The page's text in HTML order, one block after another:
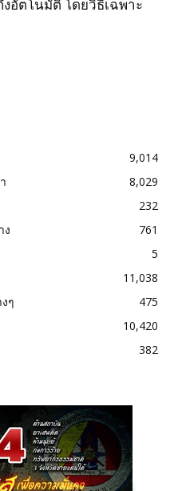
งอัตโนมัติ โดยวิธีเฉพาะ
9,014
8,029
232
ง
761
5
11,038
ๆ
475
10,420
382